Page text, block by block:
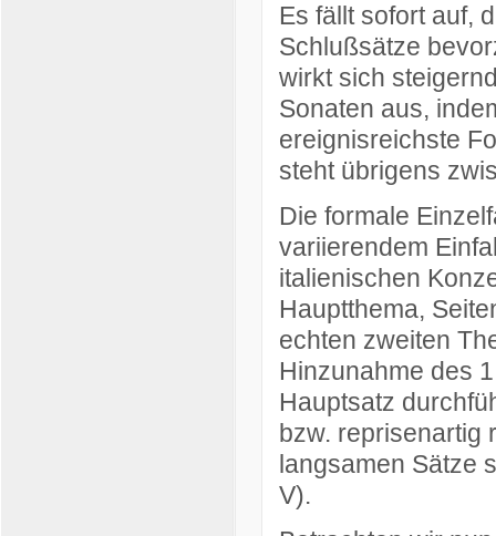
Es fällt sofort auf,
Schlußsätze
wirkt sich
Sonaten aus,
ereignisreichste
steht übrigens
Die formale
variierendem
italienischen
Hauptthema,
echten zweiten
Hinzunahme des
Hauptsatz
bzw. reprisenartig
langsamen Sätze
V).